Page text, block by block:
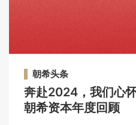
朝希头条
奔赴2024，我们心
朝希资本年度回顾